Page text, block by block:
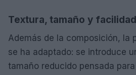
Textura, tamaño y
Además de la composición, la
se ha adaptado: se introduce
tamaño reducido pensada